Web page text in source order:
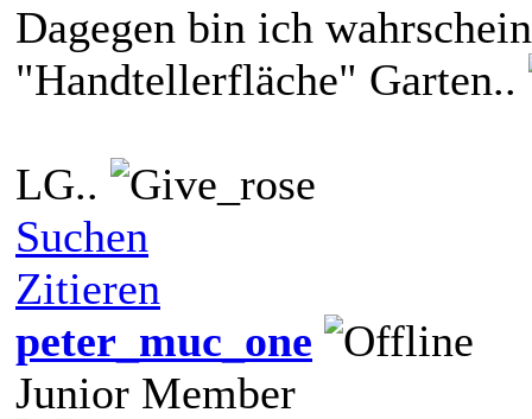
Dagegen bin ich
"Handtellerfläche" Garten..
LG..
Suchen
Zitieren
peter_muc_one
Junior Member